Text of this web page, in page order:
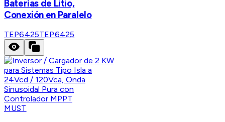
Baterías de Litio,
Conexión en Paralelo
TEP6425TEP6425
MUST